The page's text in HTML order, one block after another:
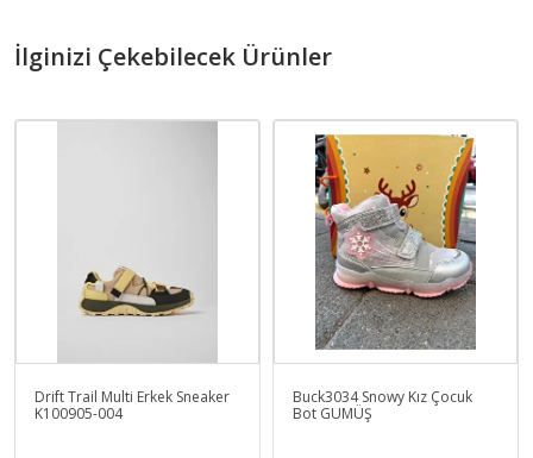
İlginizi Çekebilecek Ürünler
Drift Trail Multi Erkek Sneaker
K100905-004
Buck3034 Snowy Kız Çocuk
Bot GUMÜŞ